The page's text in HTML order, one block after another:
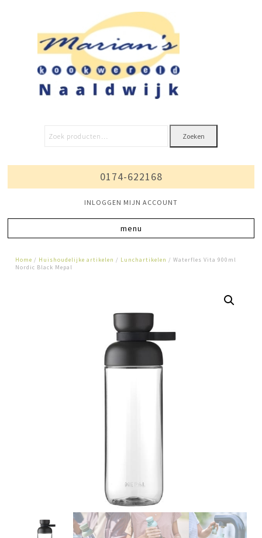
Zoeken
0174-622168
INLOGGEN MIJN ACCOUNT
Home / Huishoudelijke artikelen / Lunchartikelen / Waterfles Vita 900ml
Nordic Black Mepal